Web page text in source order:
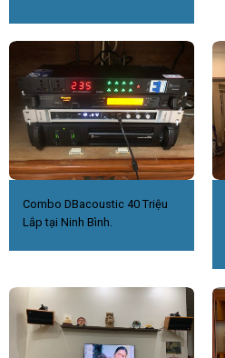
Combo DBacoustic 40 Triệu
Lắp tại Ninh Bình.